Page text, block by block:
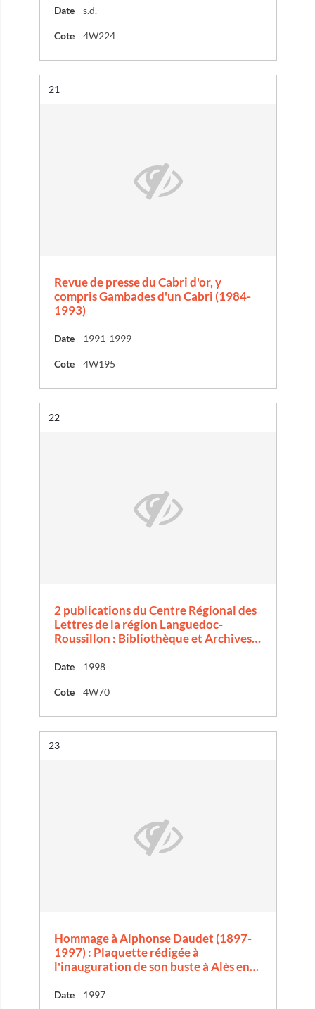
Date s.d.
Cote 4W224
Résultat n°
21
Revue de presse du Cabri d'or, y
compris Gambades d'un Cabri (1984-
1993)
Date 1991-1999
Cote 4W195
Résultat n°
22
2 publications du Centre Régional des
Lettres de la région Languedoc-
Roussillon : Bibliothèque et Archives…
Date 1998
Cote 4W70
Résultat n°
23
Hommage à Alphonse Daudet (1897-
1997) : Plaquette rédigée à
l'inauguration de son buste à Alès en…
Date 1997